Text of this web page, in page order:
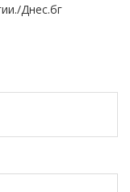
Днес.бг